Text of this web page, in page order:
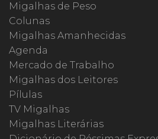
Migalhas de Peso
Colunas
Migalhas Amanhecidas
Agenda
Mercado de Trabalho
Migalhas dos Leitores
Pílulas
TV Migalhas
Migalhas Literárias